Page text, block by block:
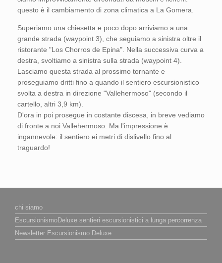
questo è il cambiamento di zona climatica a La Gomera.
Superiamo una chiesetta e poco dopo arriviamo a una
grande strada (waypoint 3), che seguiamo a sinistra oltre il
ristorante "Los Chorros de Epina". Nella successiva curva a
destra, svoltiamo a sinistra sulla strada (waypoint 4).
Lasciamo questa strada al prossimo tornante e
proseguiamo dritti fino a quando il sentiero escursionistico
svolta a destra in direzione "Vallehermoso" (secondo il
cartello, altri 3,9 km).
D'ora in poi prosegue in costante discesa, in breve vediamo
di fronte a noi Vallehermoso. Ma l'impressione è
ingannevole: il sentiero ei metri di dislivello fino al
traguardo!
chi siamo
EscursionismoDeluxe sentieri escursionistici a lunga percorrenza
Newsletter Escursionismo Deluxe